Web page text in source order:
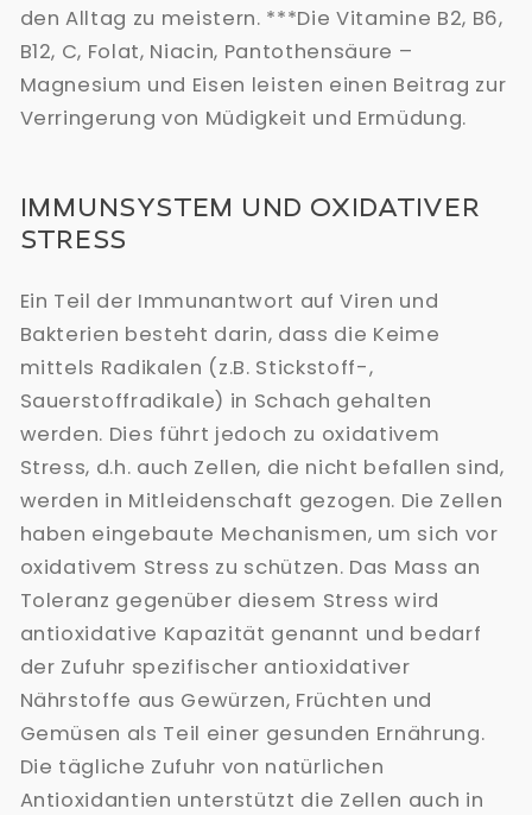
den Alltag zu meistern. ***Die Vitamine B2, B6,
B12, C, Folat, Niacin, Pantothensäure –
Magnesium und Eisen leisten einen Beitrag zur
Verringerung von Müdigkeit und Ermüdung.
IMMUNSYSTEM UND OXIDATIVER
STRESS
Ein Teil der Immunantwort auf Viren und
Bakterien besteht darin, dass die Keime
mittels Radikalen (z.B. Stickstoff-,
Sauerstoffradikale) in Schach gehalten
werden. Dies führt jedoch zu oxidativem
Stress, d.h. auch Zellen, die nicht befallen sind,
werden in Mitleidenschaft gezogen. Die Zellen
haben eingebaute Mechanismen, um sich vor
oxidativem Stress zu schützen. Das Mass an
Toleranz gegenüber diesem Stress wird
antioxidative Kapazität genannt und bedarf
der Zufuhr spezifischer antioxidativer
Nährstoffe aus Gewürzen, Früchten und
Gemüsen als Teil einer gesunden Ernährung.
Die tägliche Zufuhr von natürlichen
Antioxidantien unterstützt die Zellen auch in